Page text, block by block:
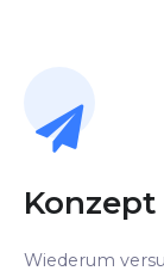
Konzept
Wiederum